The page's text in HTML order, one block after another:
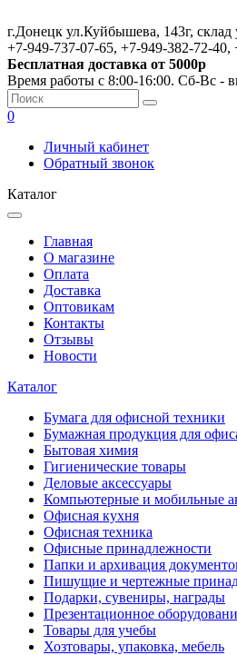
г.Донецк ул.Куйбышева, 143г,
+7-949-737-07-65, +7-949-382-72-
Бесплатная доставка от 5000р
Время работы с 8:00-16:00. Сб-Вс -
0
Личный кабинет
Обратный звонок
Каталог
Главная
О магазине
Оплата
Доставка
Оптовикам
Контакты
Отзывы
Новости
Каталог
Бумага для офисной техники
Бумажная продукция для
Бытовая химия
Гигиенические товары
Деловые аксессуары
Компьютерные и мобильные
Офисная кухня
Офисная техника
Офисные принадлежности
Папки и архивация
Пишущие и чертежные
Подарки, сувениры, награды
Презентационное
Товары для учебы
Хозтовары, упаковка, мебель